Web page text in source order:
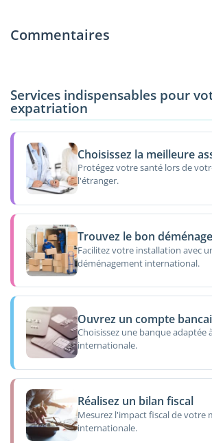
Commentaires
Services indispensables pour
expatriation
Choisissez la meilleure
Protégez votre santé lors de
l'étranger.
Trouvez le bon
Facilitez votre installation avec
déménagement international.
Ouvrez un compte
Choisissez une banque adaptée
internationale.
Réalisez un bilan fiscal
Mesurez l'impact fiscal de votre
internationale.